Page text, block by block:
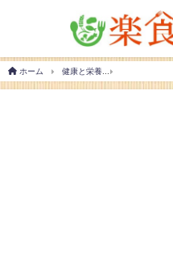
ホーム 健康と栄養